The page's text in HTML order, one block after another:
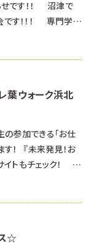
せです！！ 沼津で
す！！！ 専門学校
基本的には同じ内
：３０～１２：３０
１６：００（受付 １
葉ウォーク浜北
の参加できる「お仕
！ 『未来発見！お
トもチェック！
1Fプレ葉コート） ※
、ご注意くださ
☆